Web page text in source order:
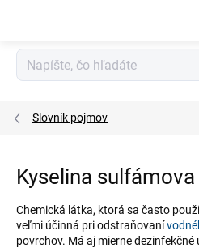
Slovník pojmov
Kyselina sulfámova
Chemická látka, ktorá sa často
veľmi účinná pri odstraňovaní
povrchov. Má aj mierne dezinfekčné